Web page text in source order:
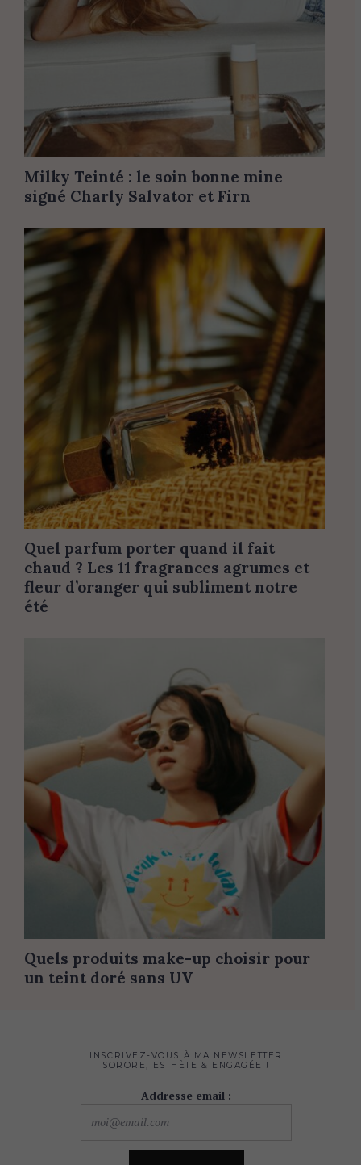
Milky Teinté : le soin bonne mine
signé Charly Salvator et Firn
Quel parfum porter quand il fait
chaud ? Les 11 fragrances agrumes et
fleur d’oranger qui subliment notre
été
Quels produits make-up choisir pour
un teint doré sans UV
INSCRIVEZ-VOUS À MA NEWSLETTER
SORORE, ESTHÈTE & ENGAGÉE !
Addresse email :